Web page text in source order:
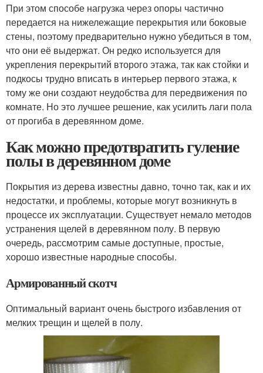
При этом способе нагрузка через опоры частично
передается на нижележащие перекрытия или боковые
стены, поэтому предварительно нужно убедиться в том,
что они её выдержат. Он редко используется для
укрепления перекрытий второго этажа, так как стойки и
подкосы трудно вписать в интерьер первого этажа, к
тому же они создают неудобства для передвижения по
комнате. Но это лучшее решение, как усилить лаги пола
от прогиба в деревянном доме.
Как можно предотвратить гуление
полы в деревянном доме
Покрытия из дерева известны давно, точно так, как и их
недостатки, и проблемы, которые могут возникнуть в
процессе их эксплуатации. Существует немало методов
устранения щелей в деревянном полу. В первую
очередь, рассмотрим самые доступные, простые,
хорошо известные народные способы.
Армированный скотч
Оптимальный вариант очень быстрого избавления от
мелких трещин и щелей в полу.